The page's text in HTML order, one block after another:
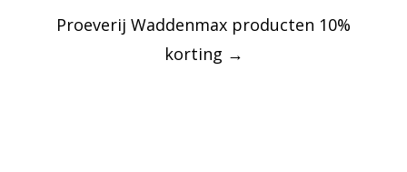
Proeverij Waddenmax producten 10%
korting →